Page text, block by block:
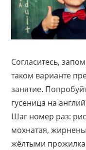
Согласитесь,
таком варианте
занятие.
гусеница на
Шаг номер раз:
мохнатая,
жёлтыми